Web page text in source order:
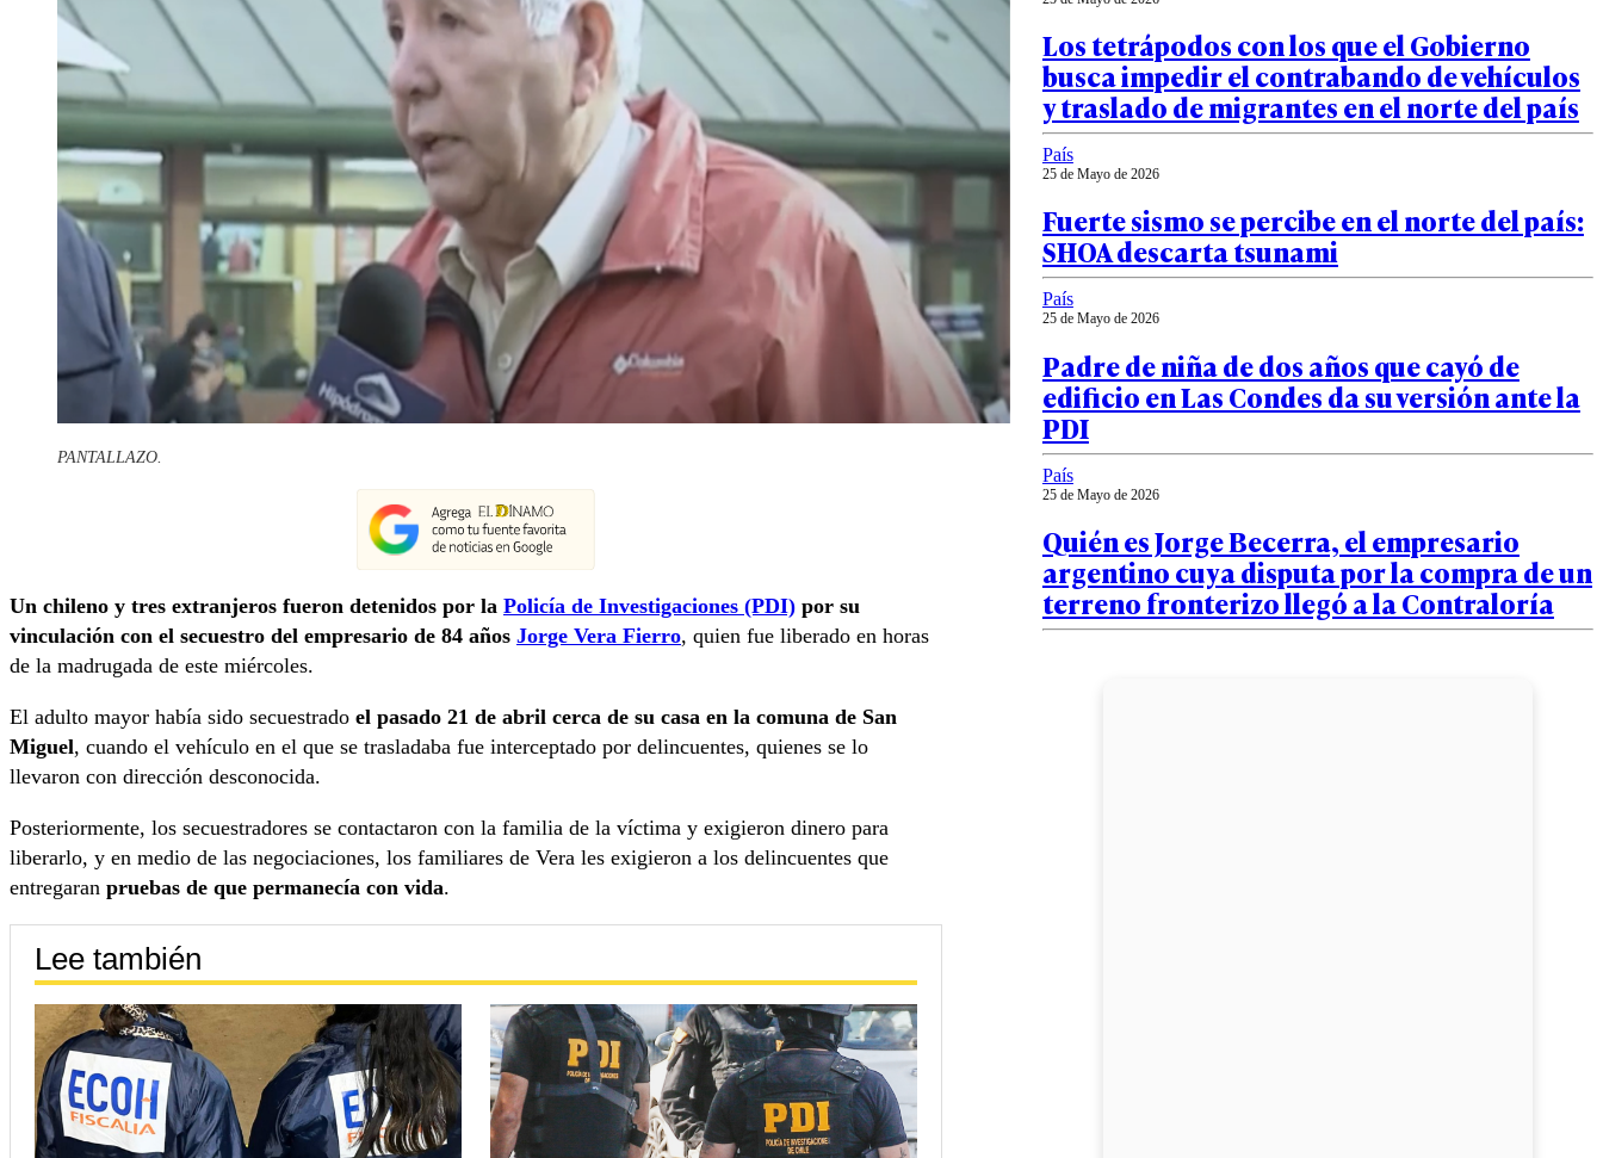
PANTALLAZO.
Un chileno y tres extranjeros fueron detenidos por la Policía de Investigaciones (PDI) por su
vinculación con el secuestro del empresario de 84 años Jorge Vera Fierro, quien fue liberado en horas
de la madrugada de este miércoles.
El adulto mayor había sido secuestrado el pasado 21 de abril cerca de su casa en la comuna de San
Miguel, cuando el vehículo en el que se trasladaba fue interceptado por delincuentes, quienes se lo
llevaron con dirección desconocida.
Posteriormente, los secuestradores se contactaron con la familia de la víctima y exigieron dinero para
liberarlo, y en medio de las negociaciones, los familiares de Vera les exigieron a los delincuentes que
entregaran pruebas de que permanecía con vida.
Lee también
Los tetrápodos con los que el Gobierno
busca impedir el contrabando de vehículos
y traslado de migrantes en el norte del país
País
25 de Mayo de 2026
Fuerte sismo se percibe en el norte del país:
SHOA descarta tsunami
País
25 de Mayo de 2026
Padre de niña de dos años que cayó de
edificio en Las Condes da su versión ante la
PDI
País
25 de Mayo de 2026
Quién es Jorge Becerra, el empresario
argentino cuya disputa por la compra de un
terreno fronterizo llegó a la Contraloría